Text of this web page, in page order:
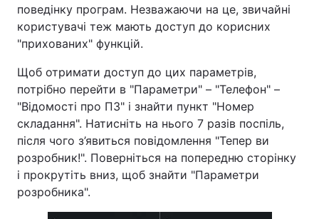
поведінку програм. Незважаючи на це, звичайні
користувачі теж мають доступ до корисних
"прихованих" функцій.
Щоб отримати доступ до цих параметрів,
потрібно перейти в "Параметри" – "Телефон" –
"Відомості про ПЗ" і знайти пункт "Номер
складання". Натисніть на нього 7 разів поспіль,
після чого з’явиться повідомлення "Тепер ви
розробник!". Поверніться на попередню сторінку
і прокрутіть вниз, щоб знайти "Параметри
розробника".